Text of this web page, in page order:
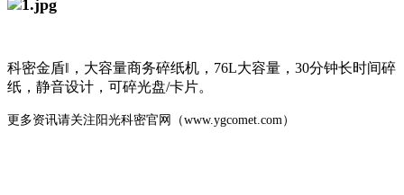
科密金盾‖，大容量商务碎纸机，76L大容量，30分钟长时间碎
纸，静音设计，可碎光盘/卡片。
更多资讯请关注阳光科密官网（www.ygcomet.com）